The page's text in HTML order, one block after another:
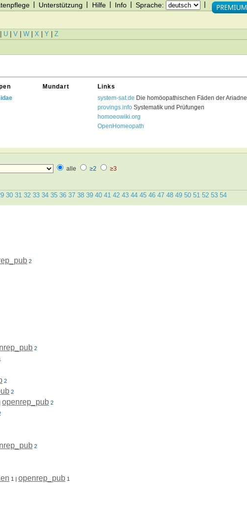
| Unterstützung | Hilfe | Info | Sprache: |
| U | V | W | X | Y | Z
Mundart
Links
system-sat.de Die homöopathischen Fäden der Ariadne
provings.info Systematik und Prüfungen
homoeowiki.org
OpenHomeopath
alle ≥2
≥3
30 31 32 33 34 35 36 37 38 39 40 41 42 43 44 45 46 47 48 49 50 51 52 53 54
2
2
2
2
openrep_pub 2
2
1 | openrep_pub 1